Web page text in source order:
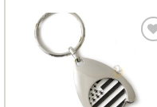
favoris